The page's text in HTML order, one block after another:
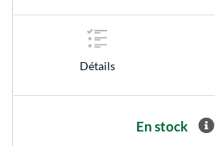
Détails
En stock